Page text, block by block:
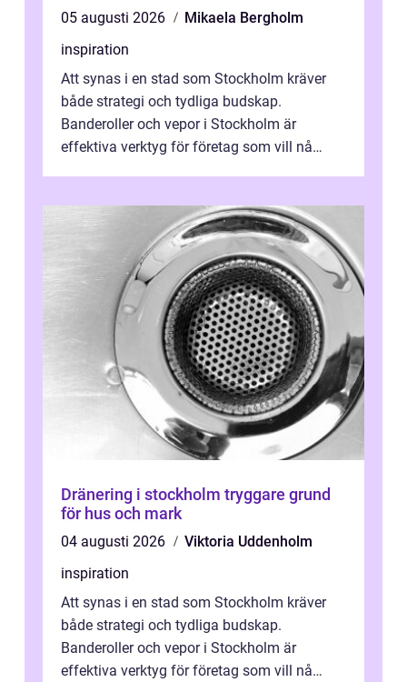
05 augusti 2026
Mikaela Bergholm
inspiration
Att synas i en stad som Stockholm kräver
både strategi och tydliga budskap.
Banderoller och vepor i Stockholm är
effektiva verktyg för företag som vill nå
Dränering i stockholm tryggare grund
för hus och mark
04 augusti 2026
Viktoria Uddenholm
inspiration
Att synas i en stad som Stockholm kräver
både strategi och tydliga budskap.
Banderoller och vepor i Stockholm är
effektiva verktyg för företag som vill nå